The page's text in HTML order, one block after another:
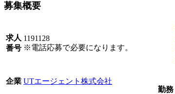
募集概要
求人
番号
1191128
※電話応募で必要になります。
企業 UTエージェント株式会社
勤務